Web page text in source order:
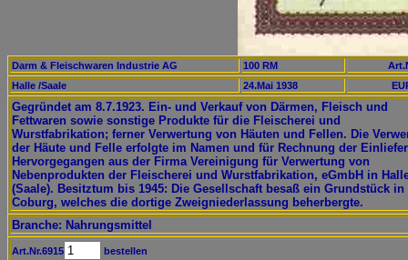
Darm & Fleischwaren Industrie AG 100 RM
Halle /Saale
24.Mai 1938
Gegründet am 8.7.1923. Ein- und Verkauf von Därmen, Fleisch und
Fettwaren sowie sonstige Produkte für die Fleischerei und
Wurstfabrikation; ferner Verwertung von Häuten und Fellen. Die
der Häute und Felle erfolgte im Namen und für Rechnung der
Hervorgegangen aus der Firma Vereinigung für Verwertung von
Nebenprodukten der Fleischerei und Wurstfabrikation, eGmbH in
(Saale). Besitztum bis 1945: Die Gesellschaft besaß ein Grundstück in
Coburg, welches die dortige Zweigniederlassung beherbergte.
Branche: Nahrungsmittel
Art.Nr.6915 bestellen